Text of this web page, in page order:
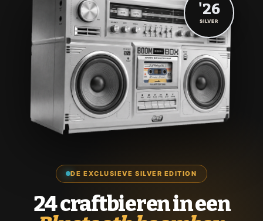
DE EXCLUSIEVE SILVER EDITION
24 craftbieren in een
'26
SILVER